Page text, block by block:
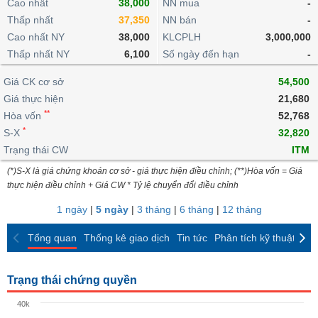
Giao
dịch
nội
bộ
Niên
giám
Tài
liệu
cổ
đông
Định
giá
Nước
ngoài
Tự
doanh
Top
cổ
phiếu
Bản
Thống
giao
dịch
dịch
Chứng
quyền
Tổng
quan
Thống
kê
dịch
Định
Thống
kê
giao
dịch
Tin
tức
tích
kỹ
thuật
Bảng
giá
Bộ
lọc
cổ
phiếu
cổ
Báo
mô
lai
Chứng
quyền
Trái
phiếu
doanh
nghiệp
Đào
Dịch
vụ
Cao nhất
38,000
Thấp nhất
37,350
Cao nhất NY
38,000
Thấp nhất NY
6,100
NN mua
-
NN bán
-
KLCPLH
3,000,000
Số ngày đến hạn
-
Giá CK cơ sở
54,500
Giá thực hiện
21,680
Hòa vốn **
52,768
S-X *
32,820
Trạng thái CW
ITM
(*)S-X là giá chứng khoán cơ sở - giá thực hiện điều chỉnh; (**)Hòa vốn = Giá
thực hiện điều chỉnh + Giá CW * Tỷ lệ chuyển đổi điều chỉnh
1 ngày| 5 ngày| 3 tháng | 6 tháng | 12 tháng
Tổng quan Thống kê giao dịch Tin tức Phân tích kỹ thuật
Trạng thái chứng quyền
40k
BẤT
ĐỘNG
SẢN
TÀI
CHÍNH
HÀNG
HÓA
KINH
TẾ
THẾ